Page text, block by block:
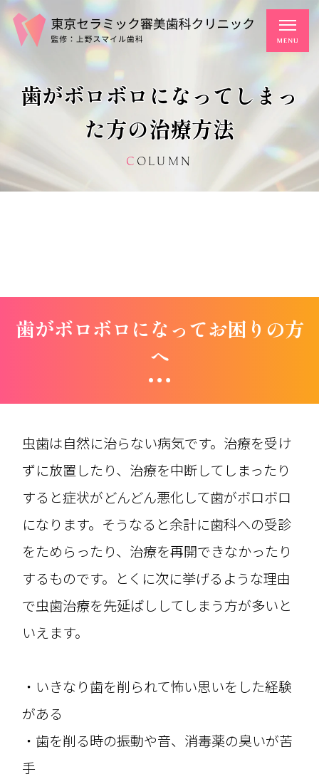
歯がボロボロになってしまっ
た方の治療方法
COLUMN
歯がボロボロになってお困りの方
へ
虫歯は自然に治らない病気です。治療を受け
ずに放置したり、治療を中断してしまったり
すると症状がどんどん悪化して歯がボロボロ
になります。そうなると余計に歯科への受診
をためらったり、治療を再開できなかったり
するものです。とくに次に挙げるような理由
で虫歯治療を先延ばししてしまう方が多いと
いえます。
・いきなり歯を削られて怖い思いをした経験
がある
・歯を削る時の振動や音、消毒薬の臭いが苦
手